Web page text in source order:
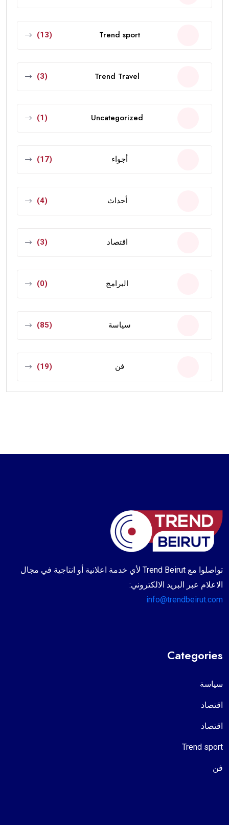
Trend sport
(13)
Trend Travel
(3)
Uncategorized
(1)
أجواء (17)
أحداث (4)
اقتصاد (3)
البرامج (0)
سياسة (85)
فن (19)
تواصلوا مع Trend Beirut لأي خدمة اعلانية أو انتاجية في مجال
الاعلام عبر البريد الالكتروني:
info@trendbeirut.com
Categories
سياسة
اقتصاد
اقتصاد
Trend sport
فن